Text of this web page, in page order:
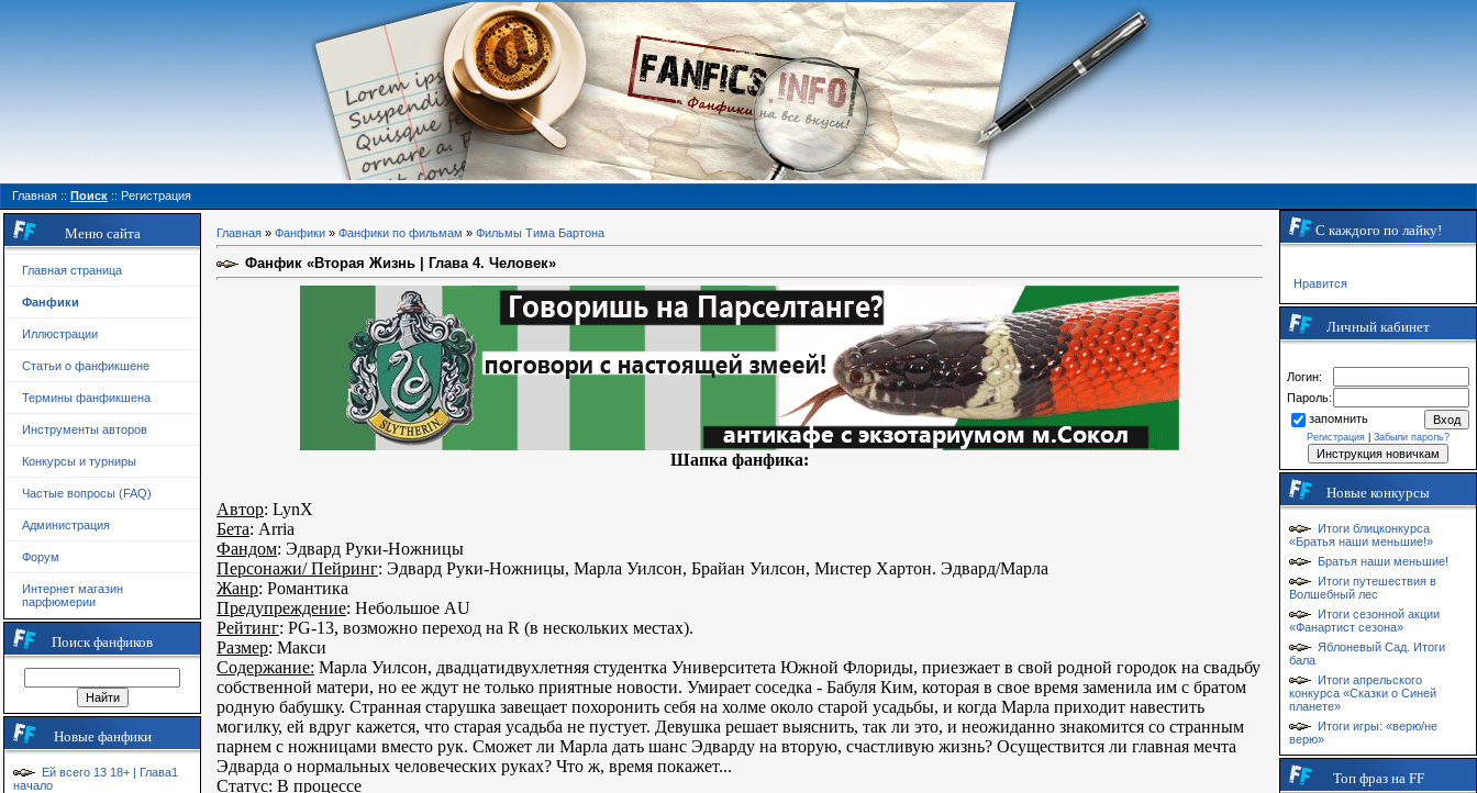
Главная :: Поиск :: Регистрация
Меню сайта
Главная страница
Фанфики
Иллюстрации
Статьи о фанфикшене
Термины фанфикшена
Инструменты авторов
Конкурсы и турниры
Частые вопросы (FAQ)
Администрация
Форум
Интернет магазин
парфюмерии
Поиск фанфиков
Новые фанфики
Ей всего 13 18+ | Глава1
начало
Главная » Фанфики » Фанфики по фильмам » Фильмы Тима Бартона
Фанфик «Вторая Жизнь | Глава 4. Человек»
Шапка фанфика:
Автор: LynX
Бета: Arria
Фандом: Эдвард Руки-Ножницы
Персонажи/ Пейринг: Эдвард Руки-Ножницы, Марла Уилсон, Брайан Уилсон, Мистер Хартон. Эдвард/Марла
Жанр: Романтика
Предупреждение: Небольшое AU
Рейтинг: PG-13, возможно переход на R (в нескольких местах).
Размер: Макси
Содержание: Марла Уилсон, двадцатидвухлетняя студентка Университета Южной Флориды, приезжает в свой родной городок на свадьбу
собственной матери, но ее ждут не только приятные новости. Умирает соседка - Бабуля Ким, которая в свое время заменила им с братом
родную бабушку. Странная старушка завещает похоронить себя на холме около старой усадьбы, и когда Марла приходит навестить
могилку, ей вдруг кажется, что старая усадьба не пустует. Девушка решает выяснить, так ли это, и неожиданно знакомится со странным
парнем с ножницами вместо рук. Сможет ли Марла дать шанс Эдварду на вторую, счастливую жизнь? Осуществится ли главная мечта
Эдварда о нормальных человеческих руках? Что ж, время покажет...
Статус: В процессе
С каждого по лайку!
Нравится
Личный кабинет
Логин:
Пароль:
запомнить
Регистрация Забыли пароль?
Новые конкурсы
Итоги блицконкурса
«Братья наши меньшие!»
Братья наши меньшие!
Итоги путешествия в
Волшебный лес
Итоги сезонной акции
«Фанартист сезона»
Яблоневый Сад. Итоги
бала
Итоги апрельского
конкурса «Сказки о Синей
планете»
Итоги игры: «верю/не
верю»
Топ фраз на FF